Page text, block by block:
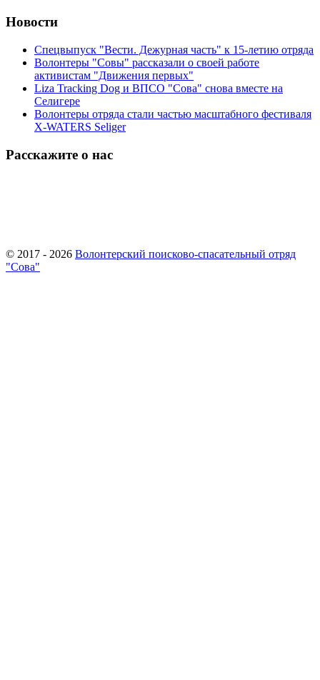
Новости
Спецвыпуск "Вести. Дежурная часть" к 15-летию отряда
Волонтеры "Совы" рассказали о своей работе
активистам "Движения первых"
Liza Tracking Dog и ВПСО "Сова" снова вместе на
Селигере
Волонтеры отряда стали частью масштабного фестиваля
X-WATERS Seliger
Расскажите о нас
© 2017 - 2026 Волонтерский поисково-спасательный отряд
"Сова"